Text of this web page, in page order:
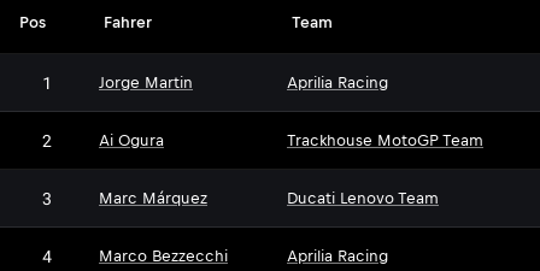
Pos Fahrer Team
1 Jorge Martin Aprilia Racing
2 Ai Ogura Trackhouse MotoGP Team
3 Marc Márquez Ducati Lenovo Team
4 Marco Bezzecchi Aprilia Racing